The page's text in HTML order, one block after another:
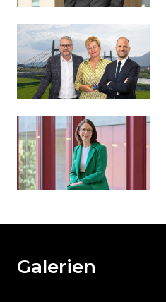
springen?
weiteren
Galerien